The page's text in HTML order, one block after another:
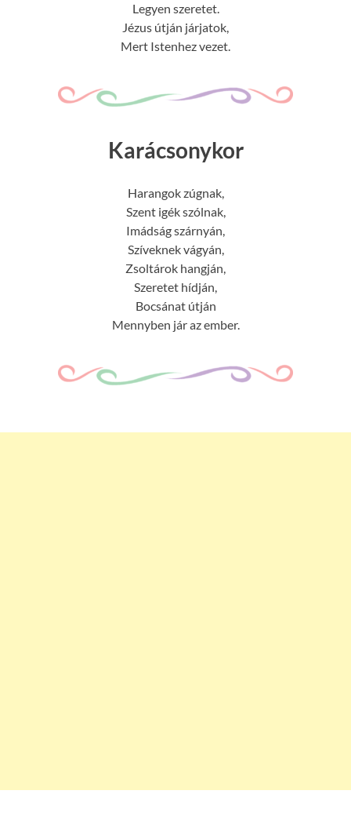
Legyen szeretet.
Jézus útján járjatok,
Mert Istenhez vezet.
Karácsonykor
Harangok zúgnak,
Szent igék szólnak,
Imádság szárnyán,
Szíveknek vágyán,
Zsoltárok hangján,
Szeretet hídján,
Bocsánat útján
Mennyben jár az ember.